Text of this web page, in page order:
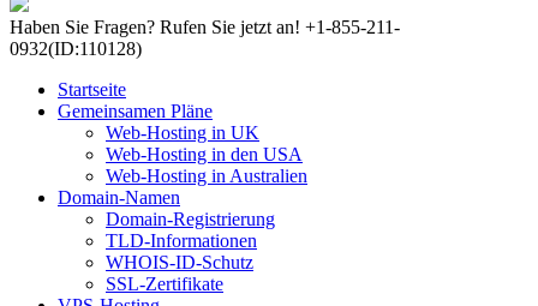
Haben Sie Fragen? Rufen Sie jetzt an! +1-855-211-
0932(ID:110128)
Startseite
Gemeinsamen Pläne
Web-Hosting in UK
Web-Hosting in den USA
Web-Hosting in Australien
Domain-Namen
Domain-Registrierung
TLD-Informationen
WHOIS-ID-Schutz
SSL-Zertifikate